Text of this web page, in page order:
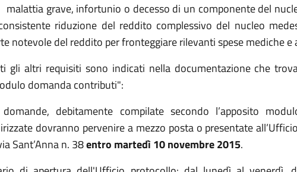
grave, infortunio o decesso di un componente del
riduzione del reddito complessivo del nucleo
notevole del reddito per fronteggiare rilevanti spese mediche e
gli altri requisiti sono indicati nella documentazione che
domanda contributi":
debitamente compilate secondo l’apposito
dovranno pervenire a mezzo posta o presentate
Sant’Anna n. 38entro martedì 10 novembre 2015.